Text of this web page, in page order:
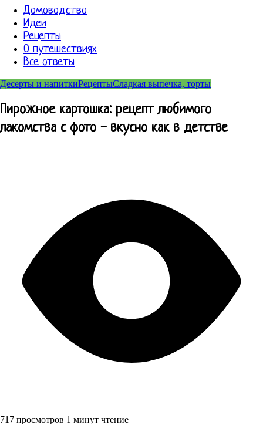
Домоводство
Идеи
Рецепты
О путешествиях
Все ответы
Десерты и напиткиРецептыСладкая выпечка, торты
Пирожное картошка: рецепт любимого
лакомства с фото - вкусно как в детстве
717 просмотров 1 минут чтение